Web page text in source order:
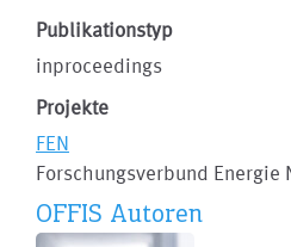
Publikationstyp
inproceedings
Projekte
FEN
Forschungsverbund Energie
OFFIS Autoren